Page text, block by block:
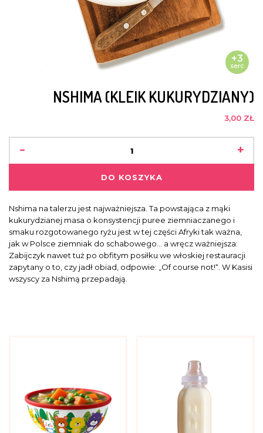
+3
serc
NSHIMA (KLEIK KUKURYDZIANY)
3,00 ZŁ
- +
DO KOSZYKA
Nshima na talerzu jest najważniejsza. Ta powstająca z mąki
kukurydzianej masa o konsystencji puree ziemniaczanego i
smaku rozgotowanego ryżu jest w tej części Afryki tak ważna,
jak w Polsce ziemniak do schabowego… a wręcz ważniejsza:
Zabijczyk nawet tuż po obfitym posiłku we włoskiej restauracji
zapytany o to, czy jadł obiad, odpowie: „Of course not!“. W Kasisi
wszyscy za Nshimą przepadają.